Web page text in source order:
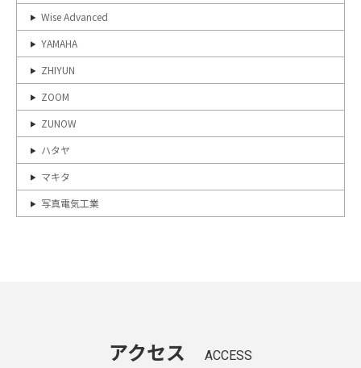
Wise Advanced
YAMAHA
ZHIYUN
ZOOM
ZUNOW
ハタヤ
マキタ
写真電気工業
アクセス ACCESS